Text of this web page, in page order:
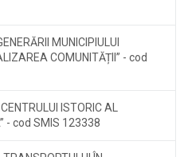
MUNICIPIULUI
COMUNITĂȚII” - cod
ISTORIC AL
- cod SMIS 123338